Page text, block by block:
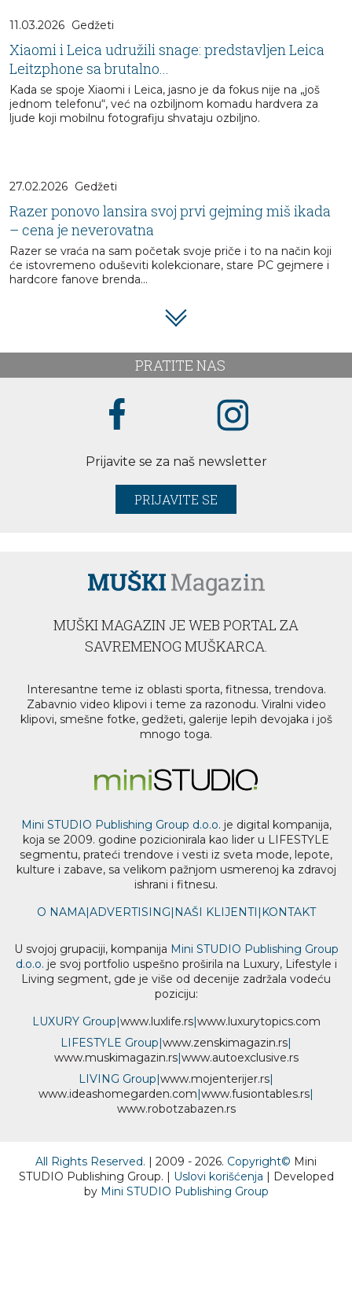
11.03.2026 Gedžeti
Xiaomi i Leica udružili snage: predstavljen Leica
Leitzphone sa brutalno...
Kada se spoje Xiaomi i Leica, jasno je da fokus nije na „još
jednom telefonu“, već na ozbiljnom komadu hardvera za
ljude koji mobilnu fotografiju shvataju ozbiljno.
27.02.2026 Gedžeti
Razer ponovo lansira svoj prvi gejming miš ikada
– cena je neverovatna
Razer se vraća na sam početak svoje priče i to na način koji
će istovremeno oduševiti kolekcionare, stare PC gejmere i
hardcore fanove brenda…
PRATITE NAS
Prijavite se za naš newsletter
PRIJAVITE SE
MUŠKI MAGAZIN JE WEB PORTAL ZA
SAVREMENOG MUŠKARCA.
Interesantne teme iz oblasti sporta, fitnessa, trendova.
Zabavnio video klipovi i teme za razonodu. Viralni video
klipovi, smešne fotke, gedžeti, galerije lepih devojaka i još
mnogo toga.
Mini STUDIO Publishing Group d.o.o. je digital kompanija,
koja se 2009. godine pozicionirala kao lider u LIFESTYLE
segmentu, prateći trendove i vesti iz sveta mode, lepote,
kulture i zabave, sa velikom pažnjom usmerenoj ka zdravoj
ishrani i fitnesu.
O NAMA|ADVERTISING| NAŠI KLIJENTI | KONTAKT
U svojoj grupaciji, kompanija Mini STUDIO Publishing Group
d.o.o. je svoj portfolio uspešno proširila na Luxury, Lifestyle i
Living segment, gde je više od decenije zadržala vodeću
poziciju:
LUXURY Group|www.luxlife.rs|www.luxurytopics.com
LIFESTYLE Group|www.zenskimagazin.rs|
www.muskimagazin.rs|www.autoexclusive.rs
LIVING Group|www.mojenterijer.rs|
www.ideashomegarden.com|www.fusiontables.rs|
www.robotzabazen.rs
All Rights Reserved. | 2009 - 2026. Copyright© Mini
STUDIO Publishing Group. | Uslovi korišćenja | Developed
by Mini STUDIO Publishing Group